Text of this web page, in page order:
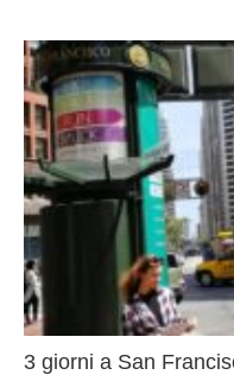
3 giorni a San